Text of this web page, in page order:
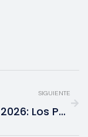
SIGUIENTE
Mundial 2026: Los Pequeños Comercios Podrían Captar Hasta 14% De La Derrama Económica